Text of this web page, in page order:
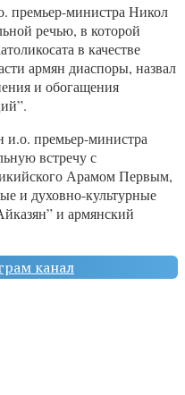
премьер-министра Никол
речью, в которой
в качестве
армян диаспоры, назвал
и обогащения
и.о. премьер-министра
встречу с
Арамом Первым,
и духовно-культурные
и армянский
канал